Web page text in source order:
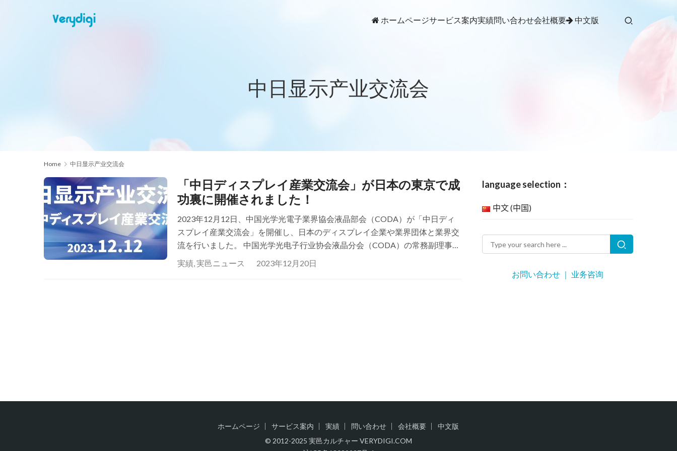
ホームページサービス案内実績問い合わせ会社概要 中文版
中日显示产业交流会
Home 中日显示产业交流会
「中日ディスプレイ産業交流会」が日本の東京で成
功裏に開催されました！
2023年12月12日、中国光学光電子業界協会液晶部会（CODA）が「中日ディ
スプレイ産業交流会」を開催し、日本のディスプレイ企業や業界団体と業界交
流を行いました。 中国光学光电子行业协会液晶分会（CODA）の常務副理事長
兼秘書長の梁新清、国家工信部电子科技委の副主任兼中国工程院戦略諮問セン
実績,実邑ニュース 2023年12月20日
language selection：
中文 (中国)
お問い合わせ ｜ 业务咨询
ホームページ サービス案内 実績 問い合わせ 会社概要
中文版
© 2012-2025 実邑カルチャー VERYDIGI.COM